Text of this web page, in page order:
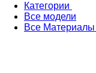
Категории
Все модели
Все Материалы